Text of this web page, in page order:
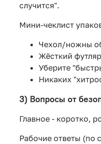
случится".
Мини-чеклист
Чехол/ножны
Жёсткий
Уберите
Никаких
3) Вопросы от
Главное - коротко,
Рабочие ответы (по